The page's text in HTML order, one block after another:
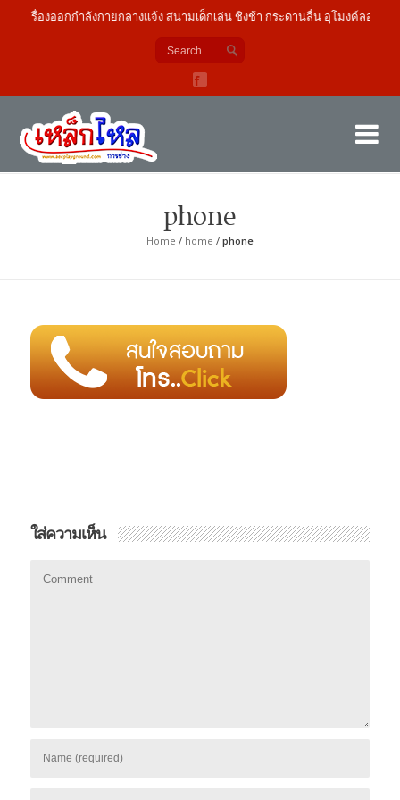
เครื่องออกกำลังกายกลางแจ้ง สนามเด็กเล่น ชิงช้า กระดานลื่น อุโมงค์ลอด
phone
Home / home / phone
ใส่ความเห็น